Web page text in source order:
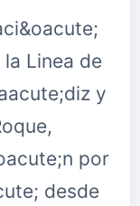
Linea de
y
por
desde